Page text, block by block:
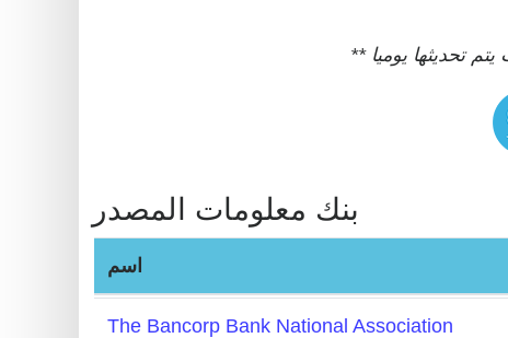
Validator
Credit
Card
Generator
بنك معلومات المصدر
اسم
The Bancorp Bank National Association